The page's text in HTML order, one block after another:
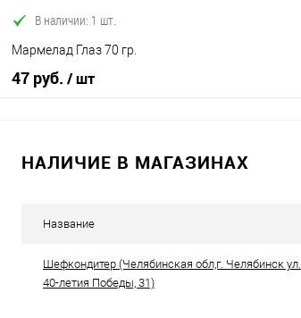
В наличии: 1 шт.
Мармелад Глаз 70 гр.
47 руб. / шт
В корзину
НАЛИЧИЕ В МАГАЗИНАХ
Название
Шефкондитер (Челябинская обл,г. Челябинск ул.
40-летия Победы, 31)